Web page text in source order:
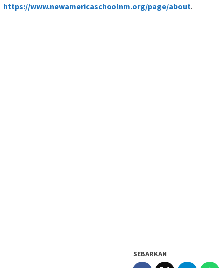
https://www.newamericaschoolnm.org/page/about.
SEBARKAN